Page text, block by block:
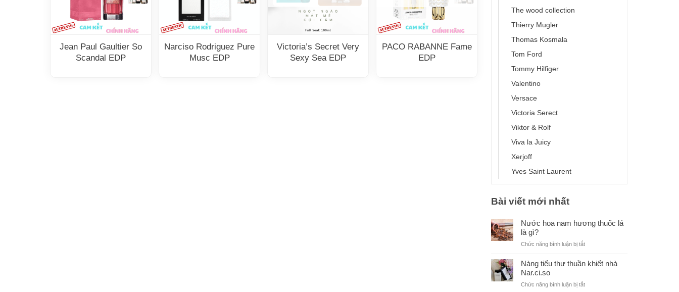
The wood collection
Thierry Mugler
Thomas Kosmala
Tom Ford
Tommy Hilfiger
Valentino
Versace
Victoria Serect
Viktor & Rolf
Viva la Juicy
Xerjoff
Yves Saint Laurent
Bài viết mới nhất
Nước hoa nam hương thuốc lá
là gì?
Chức năng bình luận bị tắtở
hoa
thuốc
Nàng tiểu thư thuần khiết nhà
Nar.ci.so
Chức năng bình luận bị tắtở
Jean Paul Gaultier So
Scandal EDP
Narciso Rodriguez Pure
Musc EDP
Victoria’s Secret Very
Sexy Sea EDP
PACO RABANNE Fame
EDP